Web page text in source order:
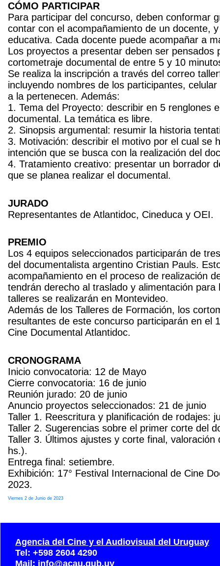
CÓMO PARTICIPAR
Para participar del concurso, deben conformar
contar con el acompañamiento de un docente,
educativa. Cada docente puede acompañar a
Los proyectos a presentar deben ser pensados
cortometraje documental de entre 5 y 10
Se realiza la inscripción a través del correo
incluyendo nombres de los participantes,
a la pertenecen. Además:
1. Tema del Proyecto: describir en 5 renglones
documental. La temática es libre.
2. Sinopsis argumental: resumir la historia
3. Motivación: describir el motivo por el cual se
intención que se busca con la realización del
4. Tratamiento creativo: presentar un borrador
que se planea realizar el documental.
JURADO
Representantes de Atlantidoc, Cineduca y OEI.
PREMIO
Los 4 equipos seleccionados participarán de
del documentalista argentino Cristian Pauls.
acompañamiento en el proceso de realización
tendrán derecho al traslado y alimentación para
talleres se realizarán en Montevideo.
Además de los Talleres de Formación, los
resultantes de este concurso participarán en el
Cine Documental Atlantidoc.
CRONOGRAMA
Inicio convocatoria: 12 de Mayo
Cierre convocatoria: 16 de junio
Reunión jurado: 20 de junio
Anuncio proyectos seleccionados: 21 de junio
Taller 1. Reescritura y planificación de rodajes:
Taller 2. Sugerencias sobre el primer corte del
Taller 3. Últimos ajustes y corte final,
hs.).
Entrega final: setiembre.
Exhibición: 17° Festival Internacional de Cine
2023.
Viernes 2 de Junio de 2023
Agencia del Cine y el Audiovisual del Uruguay
Tel: +598 2604 4290
Mail: info@acau.gub.uy